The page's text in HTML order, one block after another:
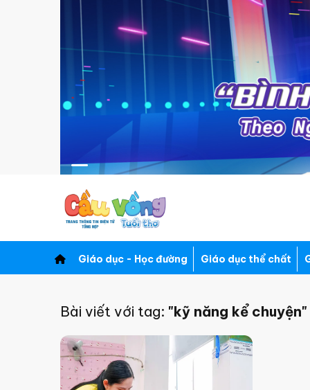
Giáo dục - Học đường Giáo dục thể chất
Bài viết với tag: "kỹ năng kể chuyện"